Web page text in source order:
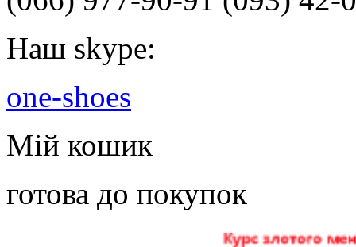
Наш skype:
one-shoes
Мій кошик
готова до покупок